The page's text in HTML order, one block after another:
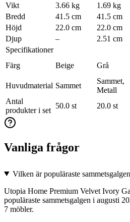
Vikt
3.66 kg 1.69 kg
Bredd
41.5 cm 41.5 cm
Höjd
22.0 cm 22.0 cm
Djup
– 2.51 cm
Specifikationer
Färg
Beige Grå
Huvudmaterial Sammet
Sammet,
Metall
Antal
produkter i set
50.0 st 20.0 st
Vanliga frågor
Vilken är populäraste
Utopia Home Premium Velvet Ivory
populäraste sammetsgalgen i augusti
7 möbler.